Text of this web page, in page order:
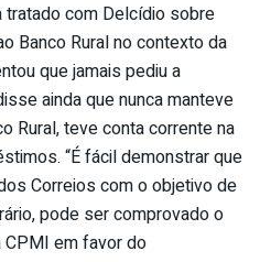
tratado com Delcídio sobre
Banco Rural no contexto da
que jamais pediu a
ainda que nunca manteve
Rural, teve conta corrente na
“É fácil demonstrar que
Correios com o objetivo de
pode ser comprovado o
CPMI em favor do